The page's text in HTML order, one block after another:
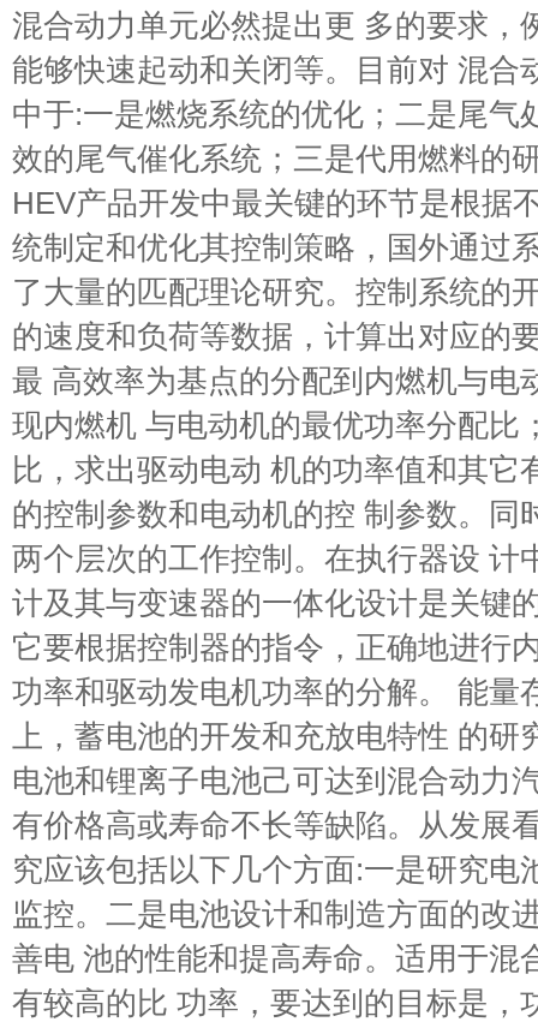
混合动力单元必然提出更 多的要求，
能够快速起动和关闭等。目前对 混合
中于:一是燃烧系统的优化；二是尾气
效的尾气催化系统；三是代用燃料的
HEV产品开发中最关键的环节是根据
统制定和优化其控制策略，国外通过
了大量的匹配理论研究。控制系统的
的速度和负荷等数据，计算出对应的
最 高效率为基点的分配到内燃机与电
现内燃机 与电动机的最优功率分配比
比，求出驱动电动 机的功率值和其它
的控制参数和电动机的控 制参数。同
两个层次的工作控制。在执行器设 计
计及其与变速器的一体化设计是关键
它要根据控制器的指令，正确地进行
功率和驱动发电机功率的分解。 能量
上，蓄电池的开发和充放电特性 的研
电池和锂离子电池己可达到混合动力
有价格高或寿命不长等缺陷。从发展
究应该包括以下几个方面:一是研究电
监控。二是电池设计和制造方面的改
善电 池的性能和提高寿命。适用于混
有较高的比 功率，要达到的目标是，